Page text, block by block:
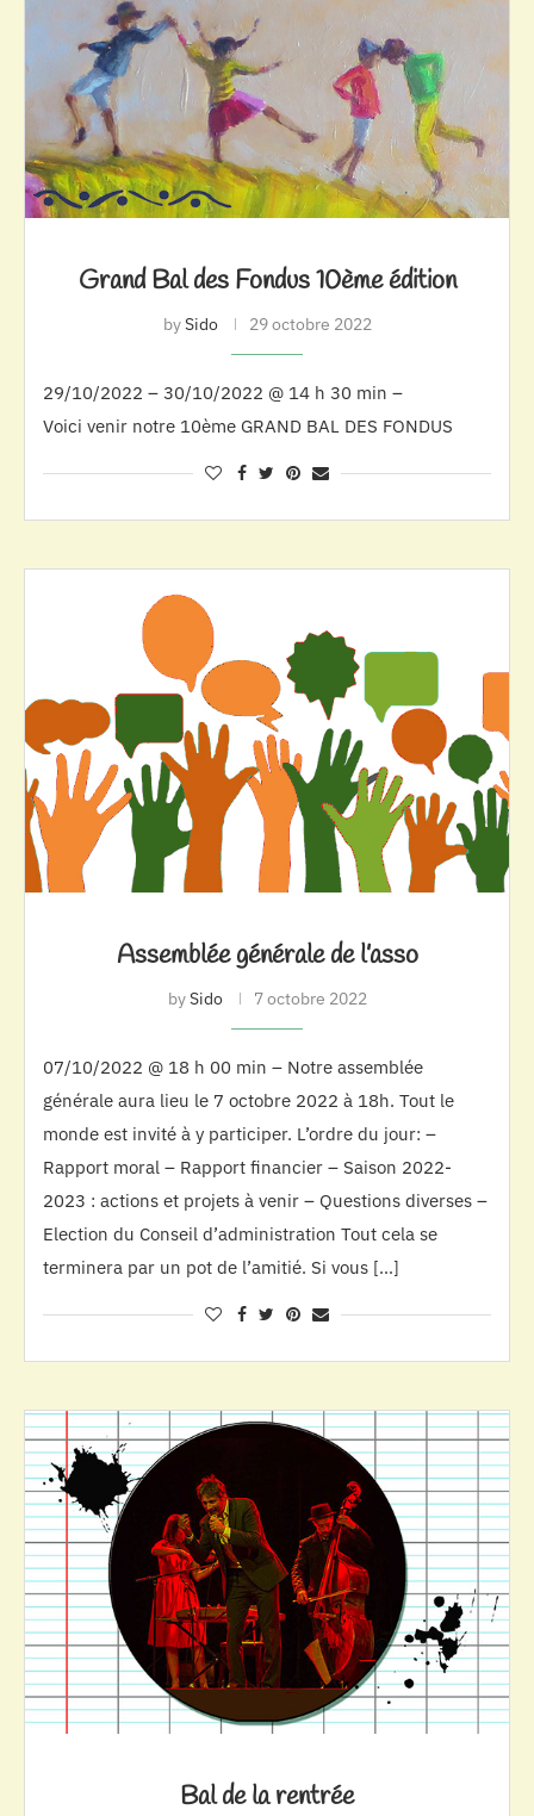
Grand Bal des Fondus 10ème édition
bySido 29 octobre 2022
29/10/2022 – 30/10/2022 @ 14 h 30 min –
Voici venir notre 10ème GRAND BAL DES FONDUS
Assemblée générale de l’asso
bySido 7 octobre 2022
07/10/2022 @ 18 h 00 min – Notre assemblée
générale aura lieu le 7 octobre 2022 à 18h. Tout le
monde est invité à y participer. L’ordre du jour: –
Rapport moral – Rapport financier – Saison 2022-
2023 : actions et projets à venir – Questions diverses –
Election du Conseil d’administration Tout cela se
terminera par un pot de l’amitié. Si vous […]
Bal de la rentrée